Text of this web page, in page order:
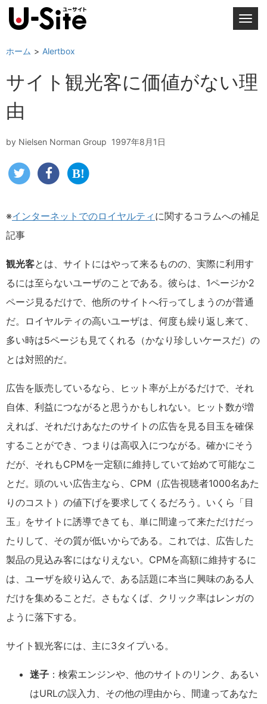
T
e
o
ホーム Alertbox
サイト観光客に価値がない理
由
by Nielsen Norman Group 1997年8月1日
※インターネットでのロイヤルティ に関するコラムへの補足
記事
観光客とは、サイトにはやって来るものの、実際に利用す
るには至らないユーザのことである。彼らは、1ページか2
ページ見るだけで、他所のサイトへ行ってしまうのが普通
だ。ロイヤルティの高いユーザは、何度も繰り返し来て、
多い時は5ページも見てくれる（かなり珍しいケースだ）の
とは対照的だ。
広告を販売しているなら、ヒット率が上がるだけで、それ
自体、利益につながると思うかもしれない。ヒット数が増
えれば、それだけあなたのサイトの広告を見る目玉を確保
することができ、つまりは高収入につながる。確かにそう
だが、それもCPMを一定額に維持していて始めて可能なこ
とだ。頭のいい広告主なら、CPM（広告視聴者1000名あた
りのコスト）の値下げを要求してくるだろう。いくら「目
玉」をサイトに誘導できても、単に間違って来ただけだっ
たりして、その質が低いからである。これでは、広告した
製品の見込み客にはなりえない。CPMを高額に維持するに
は、ユーザを絞り込んで、ある話題に本当に興味のある人
だけを集めることだ。さもなくば、クリック率はレンガの
ように落下する。
サイト観光客には、主に3タイプいる。
迷子 ：検索エンジンや、他のサイトのリンク、あるい
はURLの誤入力、その他の理由から、間違ってあなた